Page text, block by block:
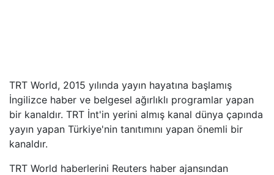
TRT World, 2015 yılında yayın hayatına başlamış
İngilizce haber ve belgesel ağırlıklı programlar yapan
bir kanaldır. TRT İnt'in yerini almış kanal dünya çapında
yayın yapan Türkiye'nin tanıtımını yapan önemli bir
kanaldır.
TRT World haberlerini Reuters haber ajansından